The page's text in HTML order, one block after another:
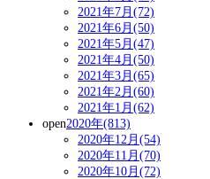
2021年7月(72)
2021年6月(50)
2021年5月(47)
2021年4月(50)
2021年3月(65)
2021年2月(60)
2021年1月(62)
open2020年(813)
2020年12月(54)
2020年11月(70)
2020年10月(72)